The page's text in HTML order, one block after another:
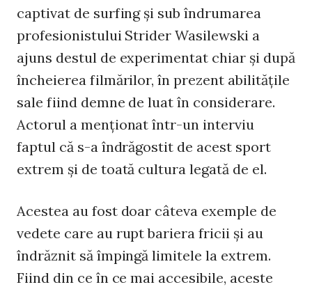
captivat de surfing şi sub îndrumarea
profesionistului Strider Wasilewski a
ajuns destul de experimentat chiar şi după
încheierea filmărilor, în prezent abilităţile
sale fiind demne de luat în considerare.
Actorul a menţionat într-un interviu
faptul că s-a îndrăgostit de acest sport
extrem şi de toată cultura legată de el.
Acestea au fost doar câteva exemple de
vedete care au rupt bariera fricii şi au
îndrăznit să împingă limitele la extrem.
Fiind din ce în ce mai accesibile, aceste